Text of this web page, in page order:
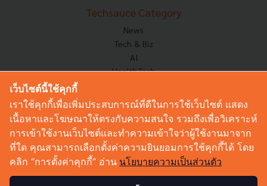
Techsauce Category
News
Tech & Biz
AI
HealthTech
Corp Innov
Saucy Thoughts
Sustainable
Videos
Podcast
เว็บไซต์นี้ใช้คุกกี้
เราใช้คุกกี้เพื่อเพิ่มประสบการณ์ที่ดีในการใช้เว็บไซต์ แสดง
เนื้อหาและโฆษณาให้ตรงกับความสนใจ รวมถึงเพื่อวิเคราะห์
การเข้าใช้งานเว็บไซต์และทำความเข้าใจว่าผู้ใช้งานมาจาก
ที่ใด คุณสามารถเลือกตั้งค่าความยินยอมการใช้คุกกี้ได้ โดย
คลิก “การตั้งค่าคุกกี้” อ่าน นโยบายความเป็นส่วนตัว